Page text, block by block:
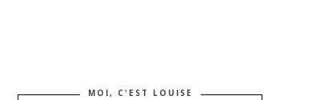
MOI, C'EST LOUISE